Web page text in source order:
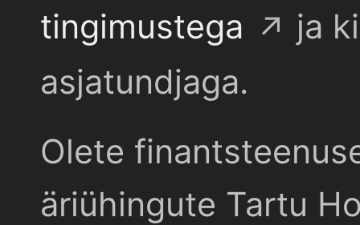
tingimustega
ja
asjatundjaga.
Olete
äriühingute Tartu